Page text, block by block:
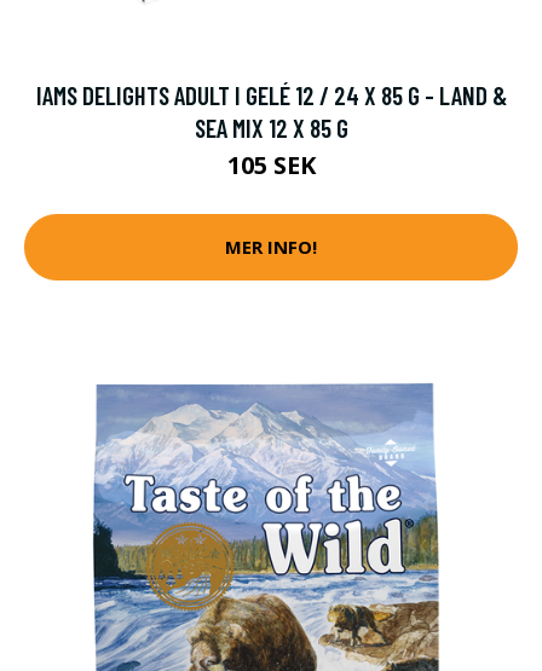
IAMS DELIGHTS ADULT I GELÉ 12 / 24 X 85 G - LAND &
SEA MIX 12 X 85 G
105 SEK
MER INFO!